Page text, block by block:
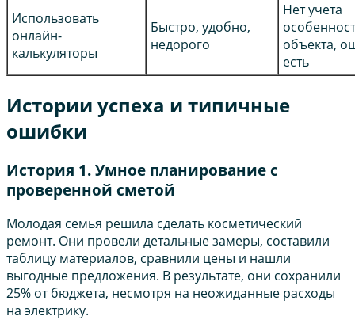
Использовать
онлайн-
калькуляторы
Быстро, удобно,
недорого
Нет учета
объекта,
есть
Истории успеха и типичные
ошибки
История 1. Умное планирование с
проверенной сметой
Молодая семья решила сделать косметический
ремонт. Они провели детальные замеры, составили
таблицу материалов, сравнили цены и нашли
выгодные предложения. В результате, они сохранили
25% от бюджета, несмотря на неожиданные расходы
на электрику.